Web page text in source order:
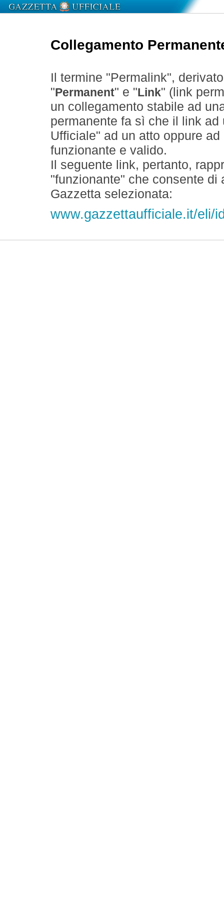
Collegamento
Il termine "Permalink",
" Permanent" e " Link" (link
un collegamento stabile ad
permanente fa sì che il link
Ufficiale" ad un atto oppure
funzionante e valido.
Il seguente link, pertanto,
"funzionante" che consente
Gazzetta selezionata:
www.gazzettaufficiale.it/eli/